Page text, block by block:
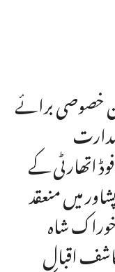
خصوصی برائے
اتھارٹی کے
میں منعقد
شاہ
کاشف اقبال